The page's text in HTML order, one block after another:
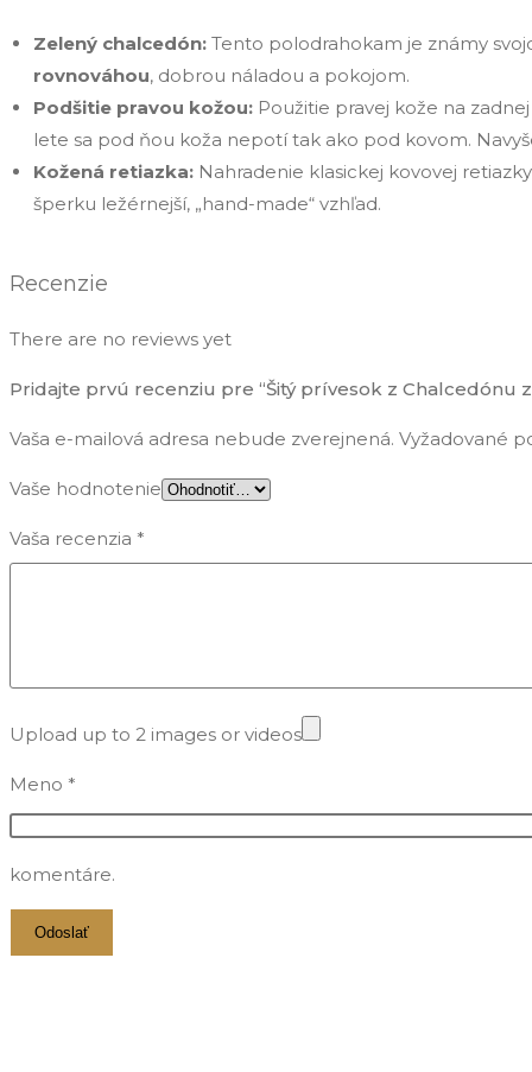
Zelený chalcedón: Tento polodrahokam je známy
rovnováhou, dobrou náladou a pokojom.
Podšitie pravou kožou: Použitie pravej kože na
lete sa pod ňou koža nepotí tak ako pod kovom.
Kožená retiazka: Nahradenie klasickej kovovej
šperku ležérnejší, „hand-made“ vzhľad.
Recenzie
There are no reviews yet
Pridajte prvú recenziu pre “Šitý prívesok z Chalcedónu
Vaša e-mailová adresa nebude zverejnená. Vyžadované
Vaše hodnotenie
Vaša recenzia *
Upload up to 2 images or videos
Meno *
komentáre.